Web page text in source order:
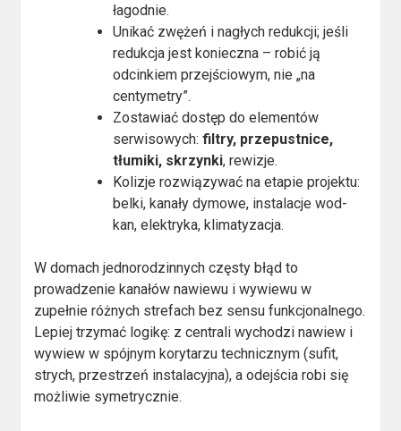
łagodnie.
Unikać zwężeń i nagłych redukcji; jeśli
redukcja jest konieczna – robić ją
odcinkiem przejściowym, nie „na
centymetry”.
Zostawiać dostęp do elementów
serwisowych:filtry, przepustnice,
tłumiki, skrzynki, rewizje.
Kolizje rozwiązywać na etapie projektu:
belki, kanały dymowe, instalacje wod-
kan, elektryka, klimatyzacja.
W domach jednorodzinnych częsty błąd to
prowadzenie kanałów nawiewu i wywiewu w
zupełnie różnych strefach bez sensu funkcjonalnego.
Lepiej trzymać logikę: z centrali wychodzi nawiew i
wywiew w spójnym korytarzu technicznym (sufit,
strych, przestrzeń instalacyjna), a odejścia robi się
możliwie symetrycznie.